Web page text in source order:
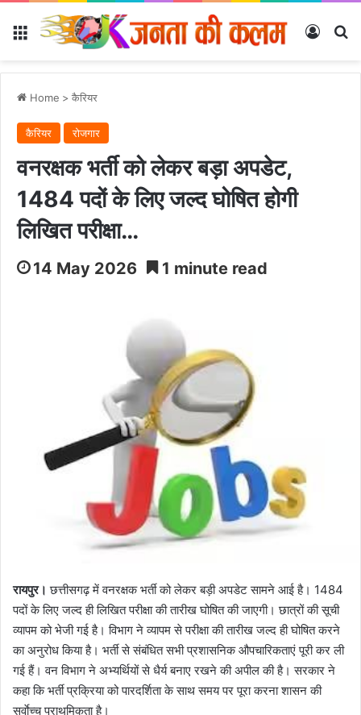
Menu Log In
Home > कैरियर
कैरियर रोजगार
वनरक्षक भर्ती को लेकर बड़ा अपडेट,
1484 पदों के लिए जल्द घोषित होगी
लिखित परीक्षा…
14 May 2026 1 minute read
रायपुर। छत्तीसगढ़ में वनरक्षक भर्ती को लेकर बड़ी अपडेट सामने आई है। 1484
पदों के लिए जल्द ही लिखित परीक्षा की तारीख घोषित की जाएगी। छात्रों की सूची
व्यापम को भेजी गई है। विभाग ने व्यापम से परीक्षा की तारीख जल्द ही घोषित करने
का अनुरोध किया है। भर्ती से संबंधित सभी प्रशासनिक औपचारिकताएं पूरी कर ली
गई हैं। वन विभाग ने अभ्यर्थियों से धैर्य बनाए रखने की अपील की है। सरकार ने
कहा कि भर्ती प्रक्रिया को पारदर्शिता के साथ समय पर पूरा करना शासन की
सर्वाेच्च प्राथमिकता है।